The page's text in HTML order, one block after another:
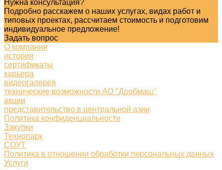
Нужна консультация?
Подробно расскажем о наших услугах, видах работ и
типовых проектах, рассчитаем стоимость и подготовим
индивидуальное предложение!
Задать вопрос
О компании
история
сертификаты
карьера
видеогалерея
технические возможности АО "Дробмаш"
акции
представительство в центральной азии
Политика конфиденциальности
Закупки
Технопарк
СОУТ
Политика в отношении обработки персональных данных
Услуги